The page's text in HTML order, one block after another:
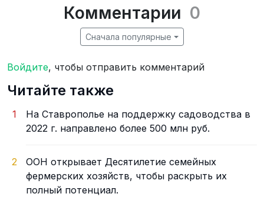
Комментарии 0
Сначала популярные
Войдите, чтобы отправить комментарий
Читайте также
1
На Ставрополье на поддержку садоводства в
2022 г. направлено более 500 млн руб.
2
ООН открывает Десятилетие семейных
фермерских хозяйств, чтобы раскрыть их
полный потенциал.